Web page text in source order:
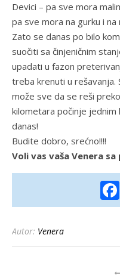
Devici – pa sve mora
pa sve mora na gurku i na
Zato se danas po bilo
suočiti sa činjeničnim
upadati u fazon
treba krenuti u rešavanja.
može sve da se reši
kilometara počinje jednim
danas!
Budite dobro, srećno!!!!
Voli vas vaša Venera
Autor: Venera